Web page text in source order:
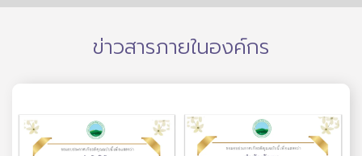
ข่าวสารภายในองค์กร